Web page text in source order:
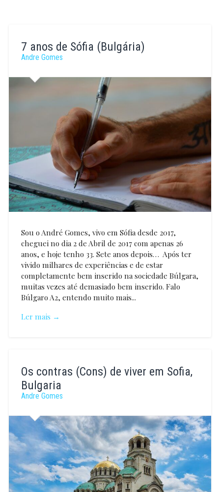
7 anos de Sófia (Bulgária)
Andre Gomes
Sou o André Gomes, vivo em Sófia desde 2017,
cheguei no dia 2 de Abril de 2017 com apenas 26
anos, e hoje tenho 33. Sete anos depois… Após ter
vivido milhares de experiências e de estar
completamente bem inserido na sociedade Búlgara,
muitas vezes até demasiado bem inserido. Falo
Búlgaro A2, entendo muito mais...
Ler mais →
Gomes
Os contras (Cons) de viver em Sofia,
Bulgaria
Andre Gomes